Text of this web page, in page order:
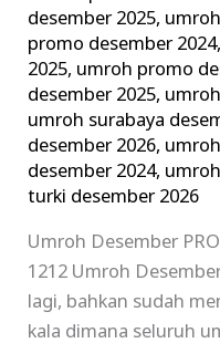
desember 2025,
promo desember 2024,
2025, umroh promo
desember 2025,
umroh surabaya
desember 2026,
desember 2024,
turki desember 2026
Umroh Desember
1212 Umroh
lagi, bahkan sudah
kala dimana seluruh